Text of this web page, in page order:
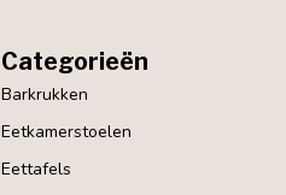
Categorieën
Barkrukken
Eetkamerstoelen
Eettafels